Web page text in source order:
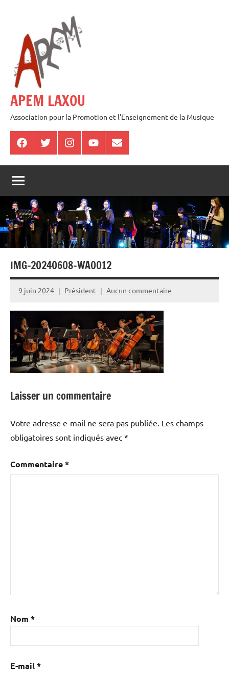
contenu
APEM LAXOU
Association pour la Promotion et l'Enseignement de la Musique
FacebookTwitterInstagramYoutube
E-
mail
IMG-20240608-WA0012
9 juin 2024 Président Aucun commentaire
Laisser un commentaire
Votre adresse e-mail ne sera pas publiée. Les champs
obligatoires sont indiqués avec *
Commentaire*
Nom *
E-mail*